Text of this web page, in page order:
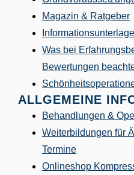
Magazin & Ratgeber
Was bei
Bewertungen
ALLGEMEINE
Behandlungen &
Weiterbildungen für
Termine
Onlineshop